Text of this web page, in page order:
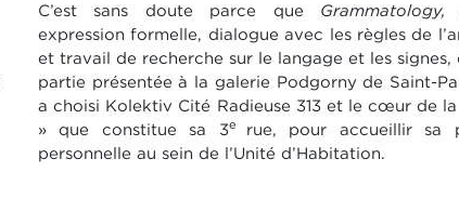
C’est sans doute parce que
expression formelle, dialogue avec les règles de
et travail de recherche sur le langage et les signes,
partie présentée à la galerie Podgorny de Saint-
a choisi Kolektiv Cité Radieuse 313 et le cœur de
» que constitue sa 3e rue, pour accueillir sa
personnelle au sein de l’Unité d’Habitation.